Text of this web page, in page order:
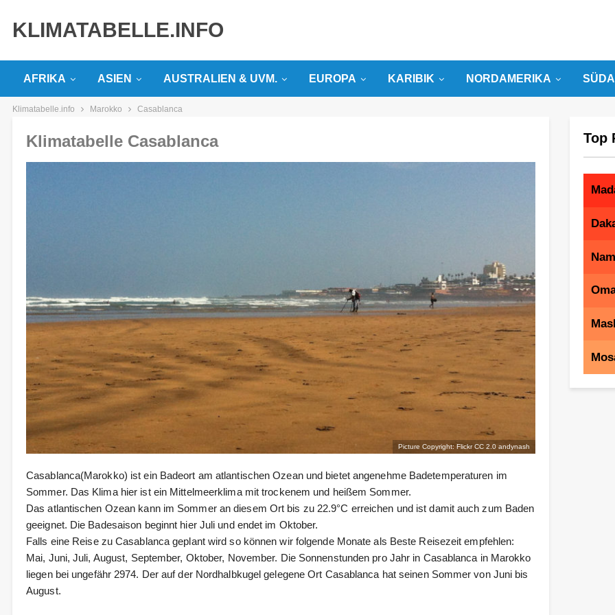
KLIMATABELLE.INFO
AFRIKA ASIEN AUSTRALIEN & UVM. EUROPA KARIBIK NORDAMERIKA
Klimatabelle.info Marokko Casablanca
Klimatabelle Casablanca
Picture Copyright: Flickr CC 2.0 andynash
Casablanca(Marokko) ist ein Badeort am atlantischen Ozean und bietet angenehme Badetemperaturen im
Sommer. Das Klima hier ist ein Mittelmeerklima mit trockenem und heißem Sommer.
Das atlantischen Ozean kann im Sommer an diesem Ort bis zu 22.9°C erreichen und ist damit auch zum Baden
geeignet. Die Badesaison beginnt hier Juli und endet im Oktober.
Falls eine Reise zu Casablanca geplant wird so können wir folgende Monate als Beste Reisezeit empfehlen:
Mai, Juni, Juli, August, September, Oktober, November. Die Sonnenstunden pro Jahr in Casablanca in Marokko
liegen bei ungefähr 2974. Der auf der Nordhalbkugel gelegene Ort Casablanca hat seinen Sommer von Juni bis
August.
Top